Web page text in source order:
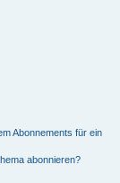
Abonnements für ein
abonnieren?